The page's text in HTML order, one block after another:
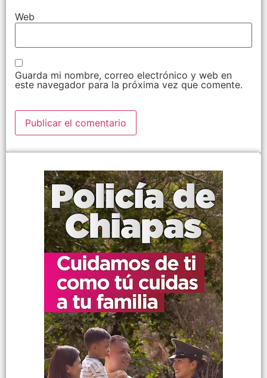
Web
Guarda mi nombre, correo electrónico y web en
este navegador para la próxima vez que comente.